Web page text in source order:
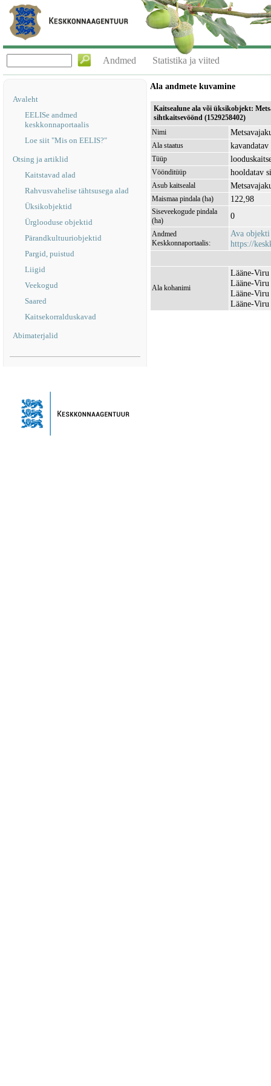
Andmed Statistika ja viited
Avaleht
EELISe andmed
keskkonnaportaalis
Loe siit "Mis on EELIS?"
Otsing ja artiklid
Kaitstavad alad
Rahvusvahelise tähtsusega alad
Üksikobjektid
Ürglooduse objektid
Pärandkultuuriobjektid
Pargid, puistud
Liigid
Veekogud
Saared
Kaitsekorralduskavad
Abimaterjalid
Ala andmete kuvamine
Kaitsealune ala või üksikobjekt:
sihtkaitsevöönd (1529258402)
Nimi
Ala staatus
Tüüp
Vöönditüüp hooldatav
Asub kaitsealal
Maismaa pindala (ha) 122,98
Siseveekogude pindala
(ha)
0
Andmed
Keskkonnaportaalis:
Ava objekti
https://
Ala kohanimi
Lääne-Viru
Lääne-
Lääne-
Lääne-